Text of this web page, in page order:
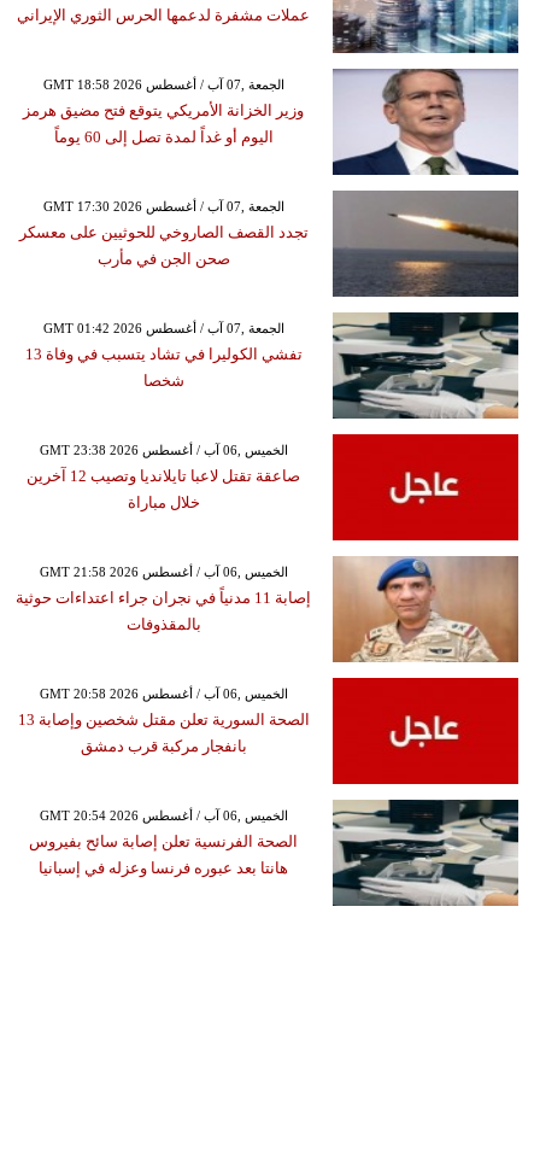
عملات مشفرة لدعمها الحرس الثوري الإيراني
GMT 18:58 2026 الجمعة ,07 آب / أغسطس
وزير الخزانة الأمريكي يتوقع فتح مضيق هرمز
اليوم أو غداً لمدة تصل إلى 60 يوماً
GMT 17:30 2026 الجمعة ,07 آب / أغسطس
تجدد القصف الصاروخي للحوثيين على معسكر
صحن الجن في مأرب
GMT 01:42 2026 الجمعة ,07 آب / أغسطس
تفشي الكوليرا في تشاد يتسبب في وفاة 13
شخصا
GMT 23:38 2026 الخميس ,06 آب / أغسطس
صاعقة تقتل لاعبا تايلانديا وتصيب 12 آخرين
خلال مباراة
GMT 21:58 2026 الخميس ,06 آب / أغسطس
إصابة 11 مدنياً في نجران جراء اعتداءات حوثية
بالمقذوفات
GMT 20:58 2026 الخميس ,06 آب / أغسطس
الصحة السورية تعلن مقتل شخصين وإصابة 13
بانفجار مركبة قرب دمشق
GMT 20:54 2026 الخميس ,06 آب / أغسطس
الصحة الفرنسية تعلن إصابة سائح بفيروس
هانتا بعد عبوره فرنسا وعزله في إسبانيا